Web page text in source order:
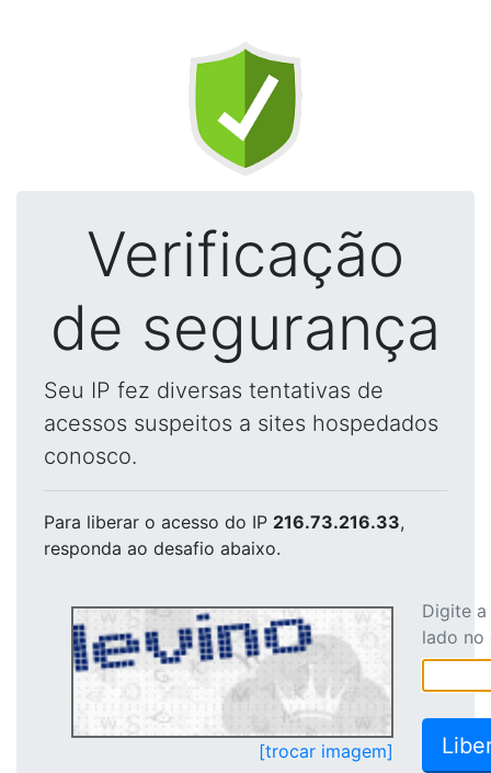
Verificação
de segurança
Seu IP fez diversas tentativas de
acessos suspeitos a sites hospedados
conosco.
Para liberar o acesso do IP 216.73.216.33,
responda ao desafio abaixo.
[trocar imagem]
Digite
lado no